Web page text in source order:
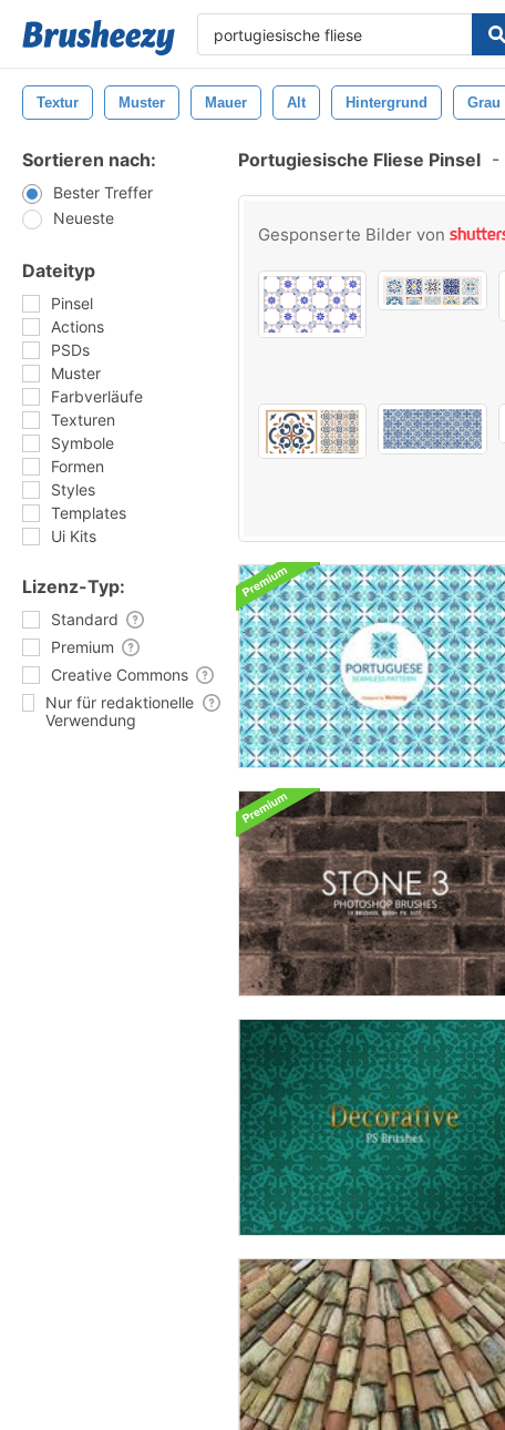
Textur Muster Mauer Alt Hintergrund Grau
Sortieren nach:
Bester Treffer
Neueste
Dateityp
Pinsel
Actions
PSDs
Muster
Farbverläufe
Texturen
Symbole
Formen
Styles
Templates
Ui Kits
Lizenz-Typ:
Standard
Premium
Creative Commons
Nur für redaktionelle
Verwendung
Portugiesische Fliese Pinsel -
Gesponserte Bilder von